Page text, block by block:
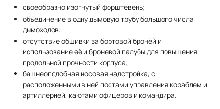
своеобразно изогнутый форштевень;
объединение в одну дымовую трубу большого числа
дымоходов;
отсутствие обшивки за бортовой бронёй и
использование её и броневой палубы для повышения
продольной прочности корпуса;
башнеоподобная носовая надстройка, с
расположенными в ней постами управления кораблем и
артиллерией, каютами офицеров и командира.